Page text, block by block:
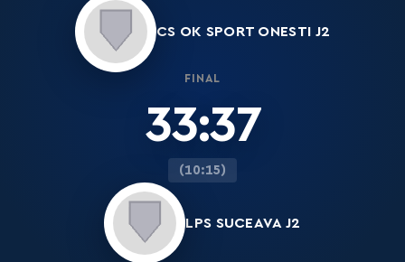
CS OK SPORT ONESTI J2
FINAL
33:37
(10:15)
LPS SUCEAVA J2